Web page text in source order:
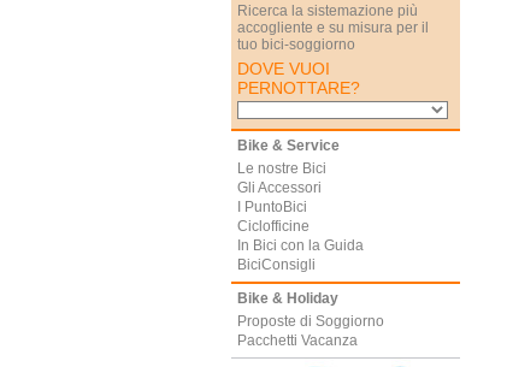
Ricerca la sistemazione più
accogliente e su misura per il
tuo bici-soggiorno
DOVE VUOI
PERNOTTARE?
Bike & Service
Le nostre Bici
Gli Accessori
I PuntoBici
Ciclofficine
In Bici con la Guida
BiciConsigli
Bike & Holiday
Proposte di Soggiorno
Pacchetti Vacanza